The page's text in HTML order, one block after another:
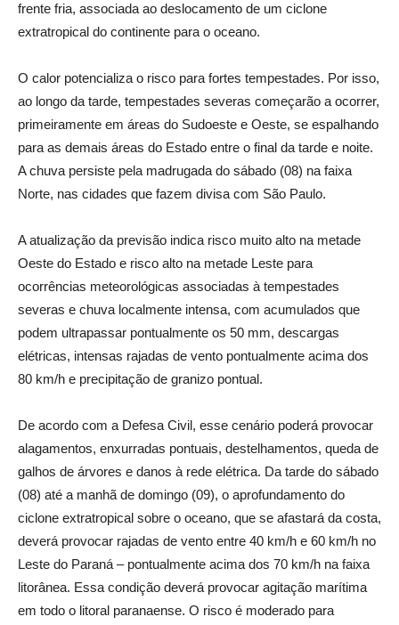
frente fria, associada ao deslocamento de um ciclone
extratropical do continente para o oceano.
O calor potencializa o risco para fortes tempestades. Por isso,
ao longo da tarde, tempestades severas começarão a ocorrer,
primeiramente em áreas do Sudoeste e Oeste, se espalhando
para as demais áreas do Estado entre o final da tarde e noite.
A chuva persiste pela madrugada do sábado (08) na faixa
Norte, nas cidades que fazem divisa com São Paulo.
A atualização da previsão indica risco muito alto na metade
Oeste do Estado e risco alto na metade Leste para
ocorrências meteorológicas associadas à tempestades
severas e chuva localmente intensa, com acumulados que
podem ultrapassar pontualmente os 50 mm, descargas
elétricas, intensas rajadas de vento pontualmente acima dos
80 km/h e precipitação de granizo pontual.
De acordo com a Defesa Civil, esse cenário poderá provocar
alagamentos, enxurradas pontuais, destelhamentos, queda de
galhos de árvores e danos à rede elétrica. Da tarde do sábado
(08) até a manhã de domingo (09), o aprofundamento do
ciclone extratropical sobre o oceano, que se afastará da costa,
deverá provocar rajadas de vento entre 40 km/h e 60 km/h no
Leste do Paraná – pontualmente acima dos 70 km/h na faixa
litorânea. Essa condição deverá provocar agitação marítima
em todo o litoral paranaense. O risco é moderado para